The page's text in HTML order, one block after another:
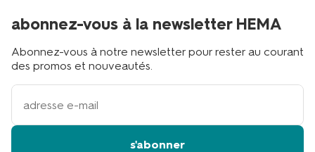
abonnez-vous à la newsletter HEMA
Abonnez-vous à notre newsletter pour rester au courant
des promos et nouveautés.
votre
adresse
s'abonner